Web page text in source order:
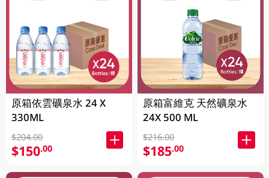
原箱依雲礦泉水 24 X
330ML
$204.00
$150.00
原箱富維克 天然礦泉水
24X 500 ML
$216.00
$185.00